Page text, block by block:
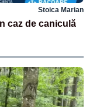
Stoica Marian
caz de caniculă